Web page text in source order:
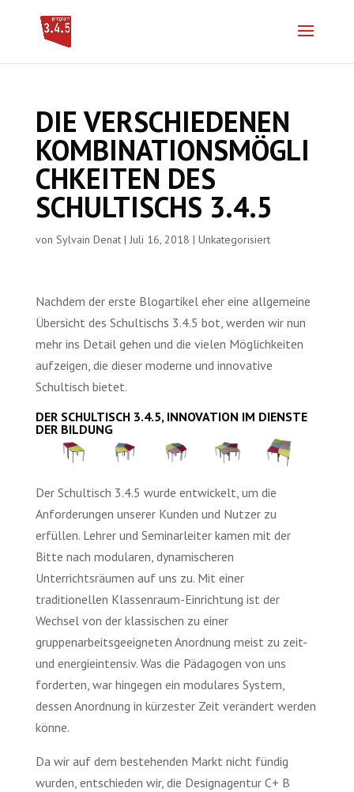
DIE VERSCHIEDENEN
KOMBINATIONSMÖGLI
CHKEITEN DES
SCHULTISCHS 3.4.5
von Sylvain Denat| Juli 16, 2018 | Unkategorisiert
Nachdem der erste Blogartikel eher eine allgemeine
Übersicht des Schultischs 3.4.5 bot, werden wir nun
mehr ins Detail gehen und die vielen Möglichkeiten
aufzeigen, die dieser moderne und innovative
Schultisch bietet.
DER SCHULTISCH 3.4.5, INNOVATION IM DIENSTE
DER BILDUNG
Der Schultisch 3.4.5 wurde entwickelt, um die
Anforderungen unserer Kunden und Nutzer zu
erfüllen. Lehrer und Seminarleiter kamen mit der
Bitte nach modularen, dynamischeren
Unterrichtsräumen auf uns zu. Mit einer
traditionellen Klassenraum-Einrichtung ist der
Wechsel von der klassischen zu einer
gruppenarbeitsgeeigneten Anordnung meist zu zeit-
und energieintensiv. Was die Pädagogen von uns
forderten, war hingegen ein modulares System,
dessen Anordnung in kürzester Zeit verändert werden
könne.
Da wir auf dem bestehenden Markt nicht fündig
wurden, entschieden wir, die Designagentur C+ B